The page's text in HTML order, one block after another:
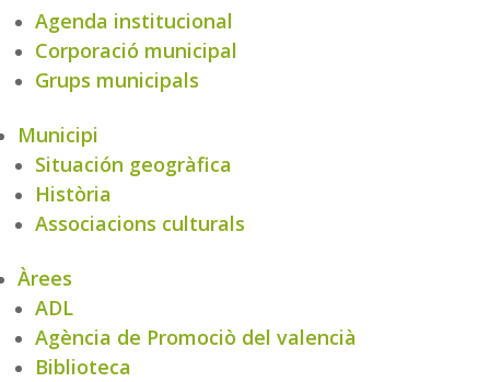
Agenda institucional
Corporació municipal
Grups municipals
Municipi
Situación geogràfica
Història
Associacions culturals
Àrees
ADL
Agència de Promociò del valencià
Biblioteca